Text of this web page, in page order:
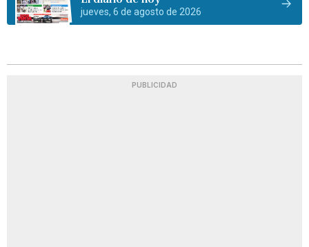
jueves, 6 de agosto de 2026
PUBLICIDAD